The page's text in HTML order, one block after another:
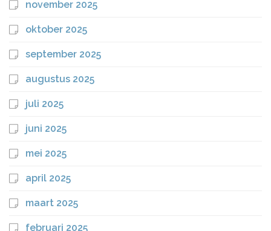
november 2025
oktober 2025
september 2025
augustus 2025
juli 2025
juni 2025
mei 2025
april 2025
maart 2025
februari 2025